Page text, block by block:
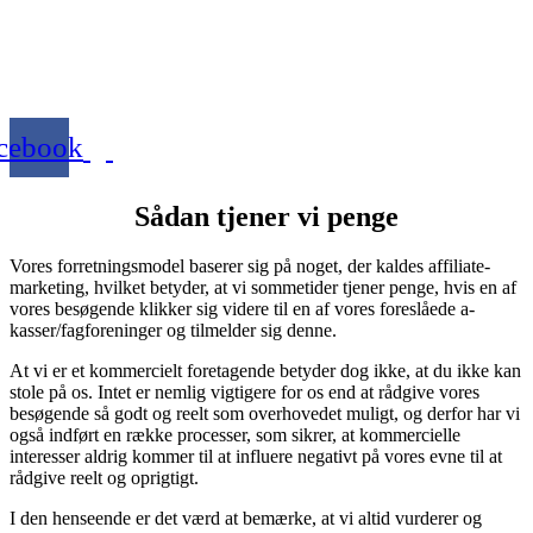
Sådan tjener vi penge
Vores forretningsmodel baserer sig på noget, der kaldes affiliate-
marketing, hvilket betyder, at vi sommetider tjener penge, hvis en af
vores besøgende klikker sig videre til en af vores foreslåede a-
kasser/fagforeninger og tilmelder sig denne.
At vi er et kommercielt foretagende betyder dog ikke, at du ikke kan
stole på os. Intet er nemlig vigtigere for os end at rådgive vores
besøgende så godt og reelt som overhovedet muligt, og derfor har vi
også indført en række processer, som sikrer, at kommercielle
interesser aldrig kommer til at influere negativt på vores evne til at
rådgive reelt og oprigtigt.
I den henseende er det værd at bemærke, at vi altid vurderer og